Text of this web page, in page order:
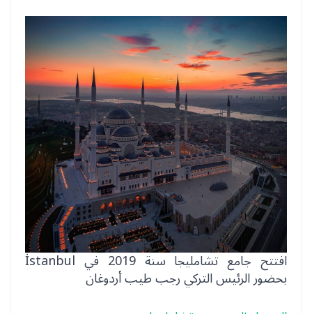
افتتح جامع تشامليجا سنة 2019 في İstanbul
بحضور الرئيس التركي رجب طيب أردوغان